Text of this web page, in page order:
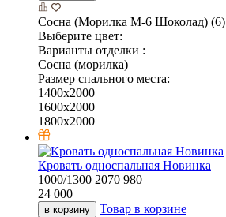
Сосна (Морилка М-6 Шоколад) (6)
Выберите цвет:
Варианты отделки :
Сосна (морилка)
Размер спального места:
1400х2000
1600х2000
1800х2000
Кровать односпальная Новинка
1000/1300 2070 980
24 000
в корзину Товар в корзине